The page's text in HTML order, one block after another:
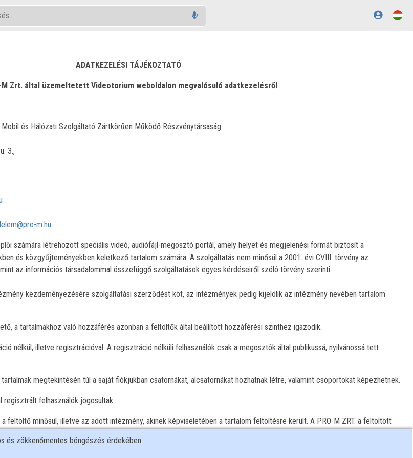
ADATKEZELÉSI TÁJÉKOZTATÓ
M Zrt. által üzemeltetett Videotorium weboldalon megvalósuló adatkezelésről
és Hálózati Szolgáltató Zártkörűen Működő Részvénytársaság
3.,
m.hu
számára létrehozott speciális videó, audiófájl-megosztó portál, amely helyet és megjelenési formát biztosít a
és közgyűjteményekben keletkező tartalom számára. A szolgáltatás nem minősül a 2001. évi CVIII. törvény az
az információs társadalommal összefüggő szolgáltatások egyes kérdéseiről szóló törvény szerinti
kezdeményezésére szolgáltatási szerződést köt, az intézmények pedig kijelölik az intézmény nevében tartalom
a tartalmakhoz való hozzáférés azonban a feltöltők által beállított hozzáférési szinthez igazodik.
nélkül, illetve regisztrációval. A regisztráció nélküli felhasználók csak a megosztók által publikussá, nyilvánossá tett
megtekintésén túl a saját fiókjukban csatornákat, alcsatornákat hozhatnak létre, valamint csoportokat képezhetnek.
felhasználók jogosultak.
feltöltő minősül, illetve az adott intézmény, akinek képviseletében a tartalom feltöltésre került. A PRO-M ZRT. a feltöltött
valósulnak meg:
és zökkenőmentes böngészés érdekében.